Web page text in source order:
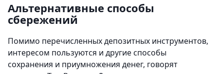
Альтернативные способы
сбережений
Помимо перечисленных депозитных инструментов,
интересом пользуются и другие способы
сохранения и приумножения денег, говорят